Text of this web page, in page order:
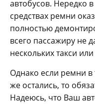
автобусов. Нередко
средствах ремни
полностью
всего пассажиру не
нескольких такси
Однако если ремни в
же остались, то
Надеюсь, что Ваш